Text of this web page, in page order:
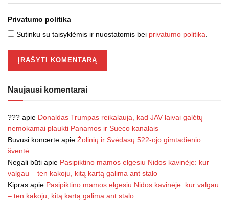
Privatumo politika
Sutinku su taisyklėmis ir nuostatomis bei privatumo politika
Naujausi komentarai
??? apie Donaldas Trumpas reikalauja, kad JAV laivai galėtų
nemokamai plaukti Panamos ir Sueco kanalais
Buvusi koncerte apie Žolinių ir Svėdasų 522-ojo gimtadienio
šventė
Negali būti apie Pasipiktino mamos elgesiu Nidos kavinėje: kur
valgau – ten kakoju, kitą kartą galima ant stalo
Kipras apie Pasipiktino mamos elgesiu Nidos kavinėje: kur valgau
– ten kakoju, kitą kartą galima ant stalo